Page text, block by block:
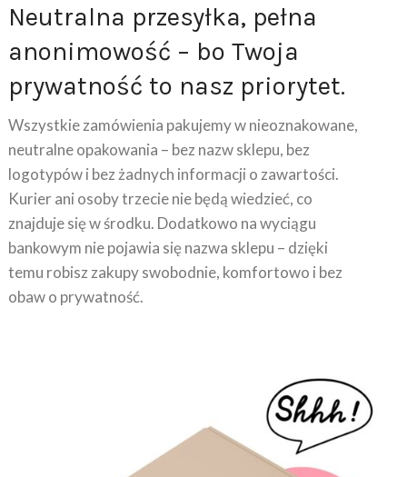
Neutralna przesyłka, pełna
anonimowość – bo Twoja
prywatność to nasz priorytet.
Wszystkie zamówienia pakujemy w nieoznakowane,
neutralne opakowania – bez nazw sklepu, bez
logotypów i bez żadnych informacji o zawartości.
Kurier ani osoby trzecie nie będą wiedzieć, co
znajduje się w środku. Dodatkowo na wyciągu
bankowym nie pojawia się nazwa sklepu – dzięki
temu robisz zakupy swobodnie, komfortowo i bez
obaw o prywatność.